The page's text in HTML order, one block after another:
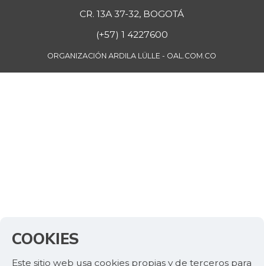
CR. 13A 37-32, BOGOTÁ
(+57) 1 4227600
ORGANIZACIÓN ARDILA LÜLLE - OAL.COM.CO
COOKIES
Este sitio web usa cookies propias y de terceros para